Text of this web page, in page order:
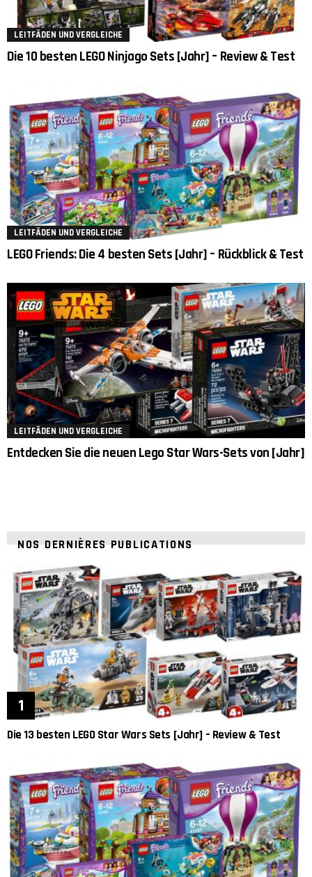
LEITFÄDEN UND VERGLEICHE
Die 10 besten LEGO Ninjago Sets [Jahr] – Review & Test
LEITFÄDEN UND VERGLEICHE
LEGO Friends: Die 4 besten Sets [Jahr] – Rückblick & Test
LEITFÄDEN UND VERGLEICHE
Entdecken Sie die neuen Lego Star Wars-Sets von [Jahr]
NOS DERNIÈRES PUBLICATIONS
Die 13 besten LEGO Star Wars Sets [Jahr] – Review & Test